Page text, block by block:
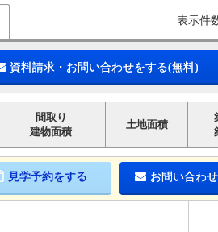
表示件
資料請求・お問い合わせをする(無料)
間取り
建物面積
土地面積
見学予約をする お問い合わ